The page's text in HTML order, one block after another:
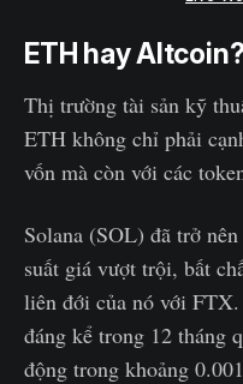
ETH hay Altcoin?
Thị trường tài sản kỹ
ETH không chỉ phải
vốn mà còn với các
Solana (SOL) đã trở
suất giá vượt trội, bất
liên đới của nó với
đáng kể trong 12 tháng
động trong khoảng